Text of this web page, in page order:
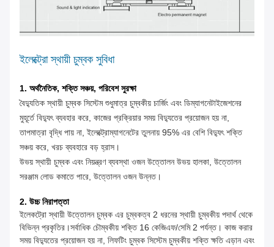
ইলেক্ট্রো স্থায়ী চুম্বক সুবিধা
1. অর্থনৈতিক, শক্তি সঞ্চয়, পরিবেশ সুরক্ষা
বৈদ্যুতিক স্থায়ী চুম্বক সিস্টেম শুধুমাত্র চুম্বকীয় চার্জিং এবং ডিম্যাগনেটাইজেশনের
মুহূর্তে বিদ্যুৎ ব্যবহার করে, কাজের প্রক্রিয়ার সময় বিদ্যুতের প্রয়োজন হয় না,
তাপমাত্রা বৃদ্ধি পায় না, ইলেক্ট্রোম্যাগনেটের তুলনায় 95% এর বেশি বিদ্যুৎ শক্তি
সঞ্চয় করে, খরচ ব্যবহারে বড় হ্রাস।
উভয় স্থায়ী চুম্বক এবং নিয়ন্ত্রণ ব্যবস্থা ওজন উত্তোলন উভয় হালকা, উত্তোলন
সরঞ্জাম লোড কমাতে পারে, উত্তোলন ওজন উন্নত।
2. উচ্চ নিরাপত্তা
ইলেকট্রো স্থায়ী উত্তোলন চুম্বক এর চুম্বকত্ব 2 ধরনের স্থায়ী চুম্বকীয় পদার্থ থেকে
বিভিন্ন প্রকৃতির।সর্বাধিক চৌম্বকীয় শক্তি 16 কেজিএফ/সেমি 2 পর্যন্ত। কাজ করার
সময় বিদ্যুতের প্রয়োজন হয় না, লিফটিং চুম্বক সিস্টেম চুম্বকীয় শক্তি ক্ষতি এড়ান এবং